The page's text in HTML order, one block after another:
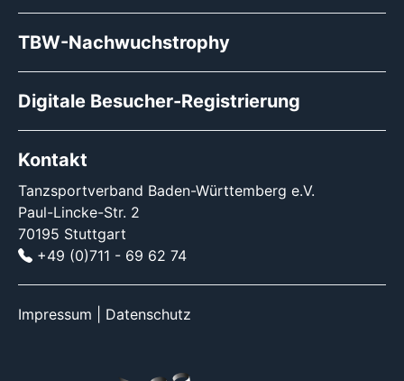
TBW-Nachwuchstrophy
Digitale Besucher-Registrierung
Kontakt
Tanzsportverband Baden-Württemberg e.V.
Paul-Lincke-Str. 2
70195 Stuttgart
+49 (0)711 - 69 62 74
Impressum Datenschutz